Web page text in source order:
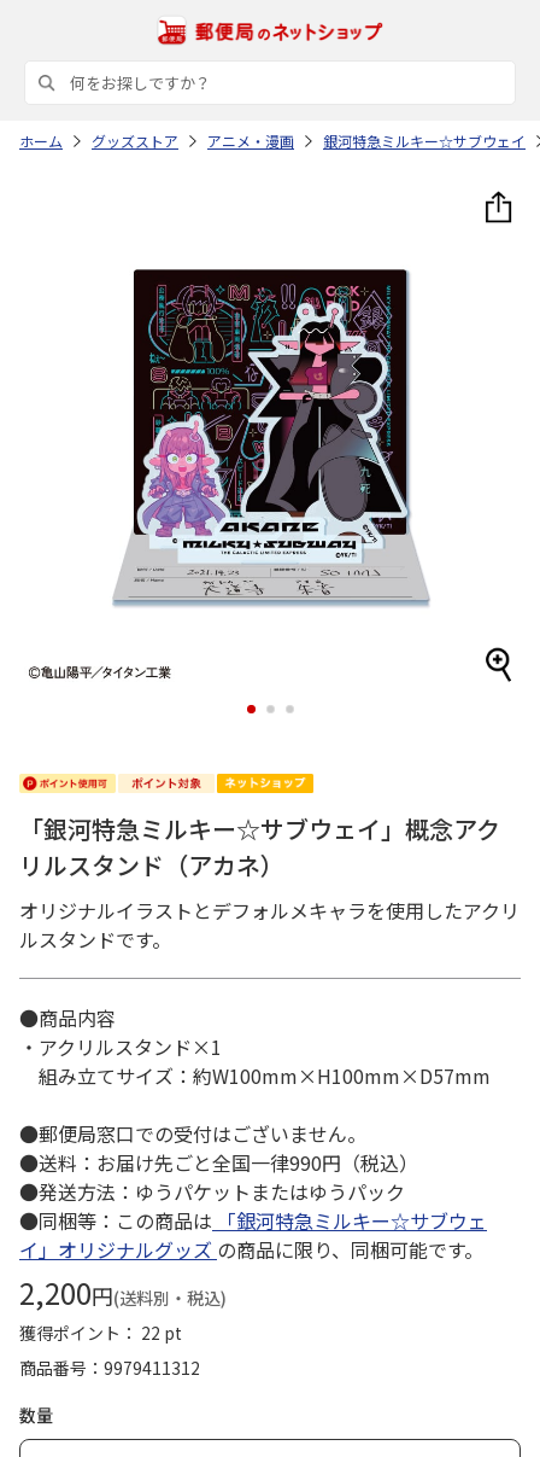
ホーム グッズストア アニメ・漫画 銀河特急ミルキー☆サブウェイ
1 2 3
「銀河特急ミルキー☆サブウェイ」概念アク
リルスタンド（アカネ）
オリジナルイラストとデフォルメキャラを使用したアクリ
ルスタンドです。
●商品内容
・アクリルスタンド×1
組み立てサイズ：約W100mm×H100mm×D57mm
●郵便局窓口での受付はございません。
●送料：お届け先ごと全国一律990円（税込）
●発送方法：ゆうパケットまたはゆうパック
●同梱等：この商品は 「銀河特急ミルキー☆サブウェ
イ」オリジナルグッズ の商品に限り、同梱可能です。
2,200円(送料別・税込)
獲得ポイント： 22 pt
商品番号
9979411312
数量